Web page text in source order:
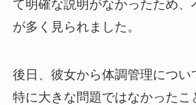
て明確な説明がなかったため、
が多く見られました。
後日、彼女から体調管理につい
特に大きな問題ではなかったこ